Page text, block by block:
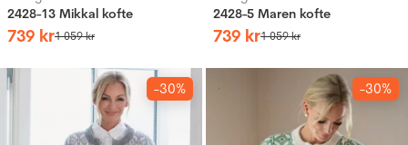
2428-13 Mikkal kofte
739 kr1 059kr
2428-5 Maren kofte
739 kr1 059kr
-30% -30%